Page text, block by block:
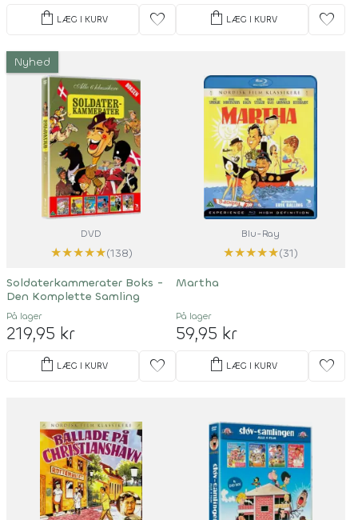
shopping_bag LÆG I KURV favorite shopping_bag LÆG I KURV favorite
Nyhed
DVD
★★★★★(138)
Soldaterkammerater Boks -
Den Komplette Samling
På lager
219,95 kr
shopping_bag LÆG I KURV favorite
Blu-Ray
★★★★★(31)
Martha
På lager
59,95 kr
shopping_bag LÆG I KURV favorite